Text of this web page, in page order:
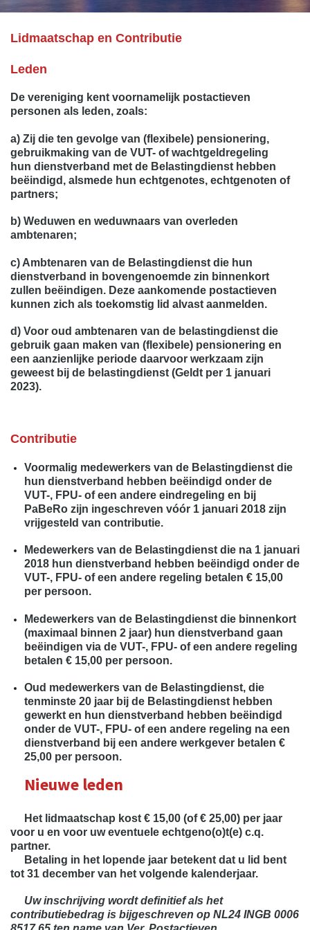
Lidmaatschap en Contributie
Leden
De vereniging kent voornamelijk postactieven
personen als leden, zoals:
a) Zij die ten gevolge van (flexibele) pensionering,
gebruikmaking van de VUT- of wachtgeldregeling
hun dienstverband met de Belastingdienst hebben
beëindigd, alsmede hun echtgenotes, echtgenoten of
partners;
b) Weduwen en weduwnaars van overleden
ambtenaren;
c) Ambtenaren van de Belastingdienst die hun
dienstverband in bovengenoemde zin binnenkort
zullen beëindigen. Deze aankomende postactieven
kunnen zich als toekomstig lid alvast aanmelden.
d) Voor oud ambtenaren van de belastingdienst die
gebruik gaan maken van (flexibele) pensionering en
een aanzienlijke periode daarvoor werkzaam zijn
geweest bij de belastingdienst (Geldt per 1 januari
2023).
Contributie
Voormalig medewerkers van de Belastingdienst die
hun dienstverband hebben beëindigd onder de
VUT-, FPU- of een andere eindregeling en bij
PaBeRo zijn ingeschreven vóór 1 januari 2018 zijn
vrijgesteld van contributie.
Medewerkers van de Belastingdienst die na 1 januari
2018 hun dienstverband hebben beëindigd onder de
VUT-, FPU- of een andere regeling betalen € 15,00
per persoon.
Medewerkers van de Belastingdienst die binnenkort
(maximaal binnen 2 jaar) hun dienstverband gaan
beëindigen via de VUT-, FPU- of een andere regeling
betalen € 15,00 per persoon.
Oud medewerkers van de Belastingdienst, die
tenminste 20 jaar bij de Belastingdienst hebben
gewerkt en hun dienstverband hebben beëindigd
onder de VUT-, FPU- of een andere regeling na een
dienstverband bij een andere werkgever betalen €
25,00 per persoon.
Nieuwe leden
Het lidmaatschap kost € 15,00 (of € 25,00) per jaar
voor u en voor uw eventuele echtgeno(o)t(e) c.q.
partner.
Betaling in het lopende jaar betekent dat u lid bent
tot 31 december van het volgende kalenderjaar.
Uw inschrijving wordt definitief als het
contributiebedrag is bijgeschreven op NL24 INGB 0006